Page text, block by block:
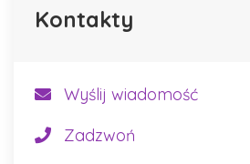
Kontakty
Wyślij wiadomość
Zadzwoń